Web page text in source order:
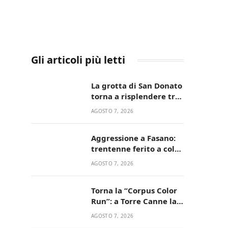
Gli articoli più letti
La grotta di San Donato
torna a risplendere tra
fede, natura e
AGOSTO 7, 2026
Aggressione a Fasano:
trentenne ferito a colpi
di pistola in casa
AGOSTO 7, 2026
Torna la “Corpus Color
Run”: a Torre Canne la
corsa più allegra e
AGOSTO 7, 2026